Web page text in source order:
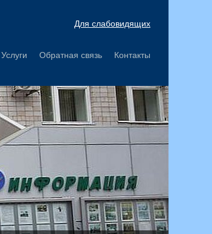
Для слабовидящих
Услуги Обратная связь Контакты